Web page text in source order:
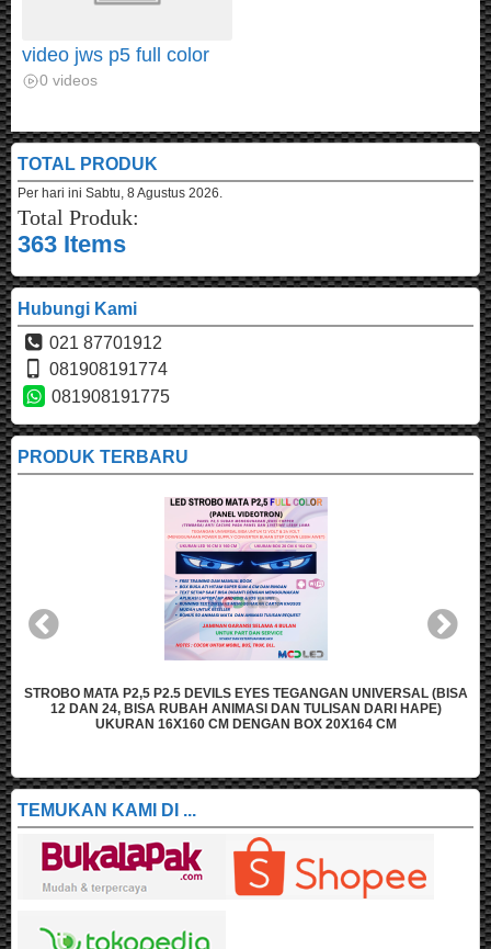
video jws p5 full color
0 videos
TOTAL PRODUK
Per hari ini Sabtu, 8 Agustus 2026.
Total Produk:
363 Items
Hubungi Kami
021 87701912
081908191774
081908191775
PRODUK TERBARU
P2,5 P2.5 DEVILS EYES TEGANGAN UNIVERSAL (BISA
BISA RUBAH ANIMASI DAN TULISAN DARI HAPE)
16X160 CM DENGAN BOX 20X164 CM
STROBO MATA
12 DAN 24,
TEMUKAN KAMI DI ...